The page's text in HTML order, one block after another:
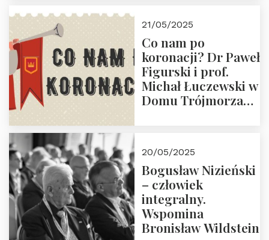
Zapraszamy do
zapisów.
21/05/2025
Co nam po
koronacji? Dr Paweł
Figurski i prof.
Michał Łuczewski w
Domu Trójmorza
20/05/2025
Bogusław Nizieński
– człowiek
integralny.
Wspomina
Bronisław Wildstein